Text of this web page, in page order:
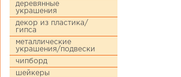
деревянные
украшения
декор из пластика/
гипса
металлические
украшения/подвески
чипборд
шейкеры